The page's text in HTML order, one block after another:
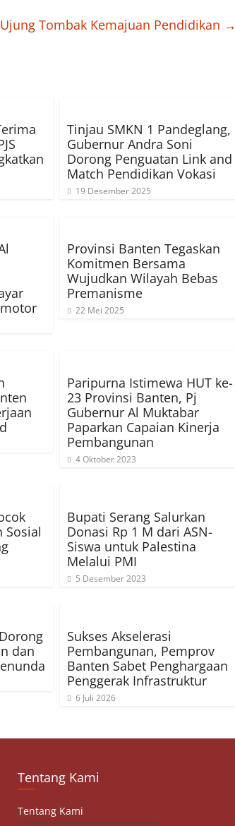
Tombak Kemajuan Pendidikan →
Tinjau SMKN 1 Pandeglang,
Gubernur Andra Soni
Dorong Penguatan Link and
Match Pendidikan Vokasi
19 Desember 2025
Provinsi Banten Tegaskan
Komitmen Bersama
Wujudkan Wilayah Bebas
Premanisme
22 Mei 2025
Paripurna Istimewa HUT ke-
23 Provinsi Banten, Pj
Gubernur Al Muktabar
Paparkan Capaian Kinerja
Pembangunan
4 Oktober 2023
Sosial
Bupati Serang Salurkan
Donasi Rp 1 M dari ASN-
Siswa untuk Palestina
Melalui PMI
5 Desember 2023
dan
Sukses Akselerasi
Pembangunan, Pemprov
Banten Sabet Penghargaan
Penggerak Infrastruktur
6 Juli 2026
Tentang Kami
Tentang Kami